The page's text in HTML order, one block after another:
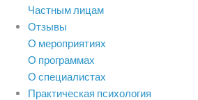
Частным лицам
Отзывы
О мероприятиях
О программах
О специалистах
Практическая психология